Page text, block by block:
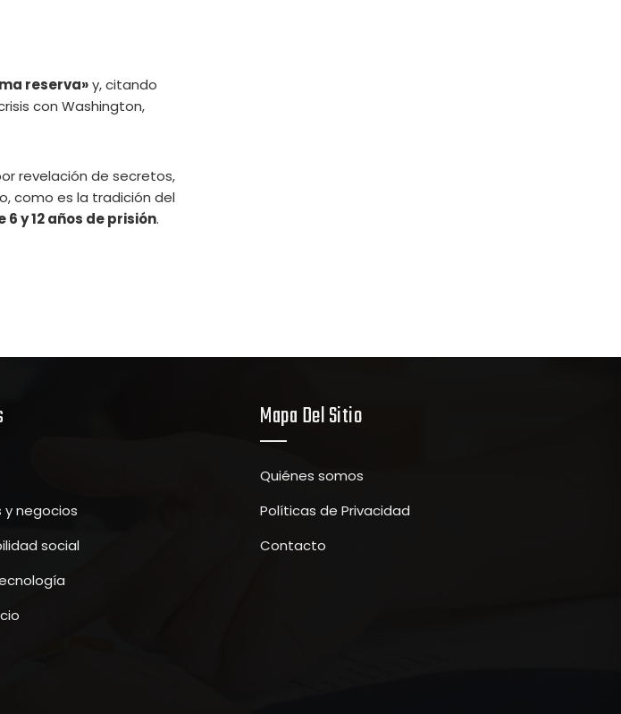
reserva»y, citando
con Washington,
revelación de secretos,
como es la tradición del
y 12 años de prisión.
y negocios
social
Mapa Del Sitio
Quiénes somos
Políticas de Privacidad
Contacto